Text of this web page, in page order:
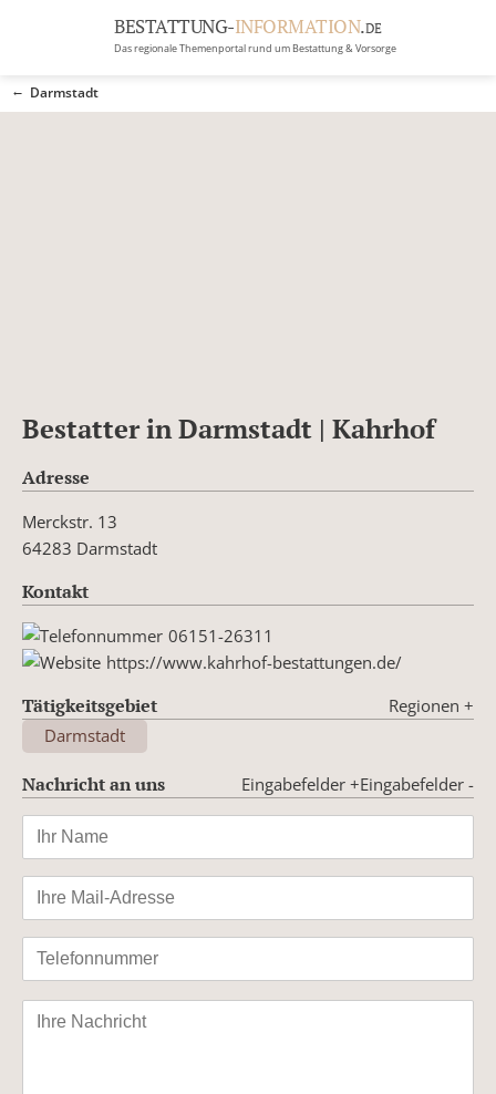
BESTATTUNG-INFORMATION.DE
Das regionale Themenportal rund um Bestattung & Vorsorge
BRANCHEN
Darmstadt
Bestatter in Darmstadt | Kahrhof
Adresse
Merckstr. 13
64283 Darmstadt
Kontakt
06151-26311
https://www.kahrhof-bestattungen.de/
Tätigkeitsgebiet Regionen +
Darmstadt
Nachricht an uns Eingabefelder -
Eingabefelder +
Bitte
lasse